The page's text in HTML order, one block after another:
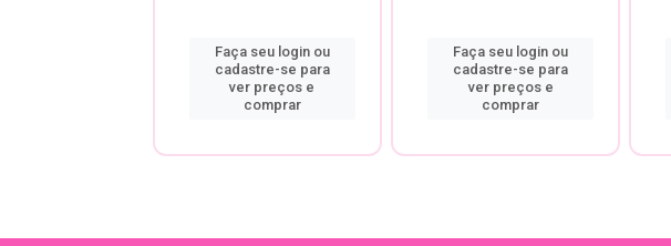
Faça seu login ou
cadastre-se para
ver preços e
comprar
Faça seu login ou
cadastre-se para
ver preços e
comprar